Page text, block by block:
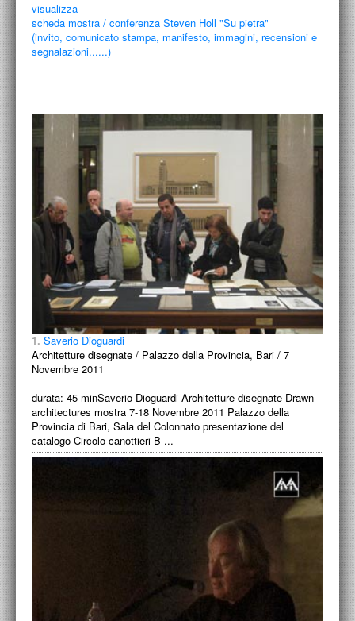
visualizza
scheda mostra / conferenza Steven Holl "Su pietra"
(invito, comunicato stampa, manifesto, immagini, recensioni e
segnalazioni......)
1. Saverio Dioguardi
Architetture disegnate / Palazzo della Provincia, Bari / 7
Novembre 2011
durata: 45 minSaverio Dioguardi Architetture disegnate Drawn
architectures mostra 7-18 Novembre 2011 Palazzo della
Provincia di Bari, Sala del Colonnato presentazione del
catalogo Circolo canottieri B ...